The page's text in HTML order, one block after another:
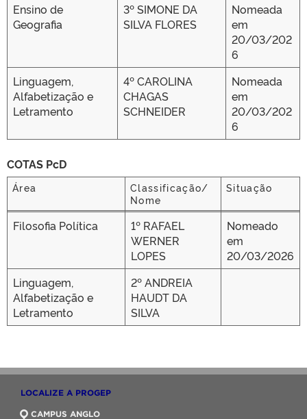
Ensino de
Geografia
3º SIMONE DA
SILVA FLORES
Nomeada
em
20/03/202
6
Linguagem,
Alfabetização e
Letramento
4º CAROLINA
CHAGAS
SCHNEIDER
Nomeada
em
20/03/202
6
COTAS PcD
Área
Classificação/
Nome
Situação
Nome
Filosofia Política
1º RAFAEL
WERNER
LOPES
Nomeado
em
20/03/2026
Linguagem,
Alfabetização e
Letramento
2º ANDREIA
HAUDT DA
SILVA
LOCALIZE A PROGEP
CAMPUS ANGLO